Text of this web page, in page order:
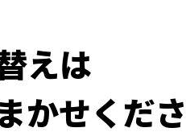
えは
かせくだ